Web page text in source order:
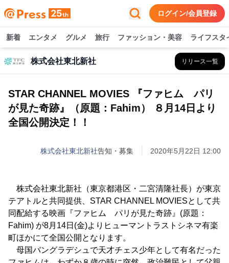
ログイン/会員登録
新着 エンタメ グルメ 旅行 ファッション・美容 ライフスタ
株式会社東北新社 リリース一覧
STAR CHANNEL MOVIES 『ファヒム パリ
が見た奇跡』（原題：Fahim） ８月14日より
全国公開決定！！
株式会社東北新社告知・募集 2020年5月22日 12:00
株式会社東北新社（東京都港区・二宮清隆社長）が東京
テアトルと共同提供、STAR CHANNEL MOVIESとして共
同配給する映画『ファヒム パリが見た奇跡』(原題：
Fahim) が8月14日(金)よりヒューマントラストシネマ有楽
町ほかにて全国公開となります。
母国バングラデシュで天才チェス少年として有名だった